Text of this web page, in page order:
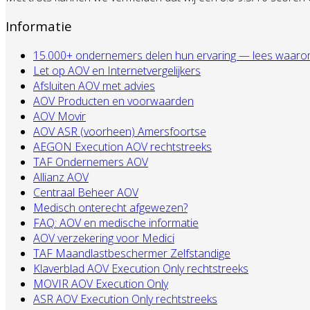
Informatie
15.000+ ondernemers delen hun ervaring — lees
Let op AOV en Internetvergelijkers
Afsluiten AOV met advies
AOV Producten en voorwaarden
AOV Movir
AOV ASR (voorheen) Amersfoortse
AEGON Execution AOV rechtstreeks
TAF Ondernemers AOV
Allianz AOV
Centraal Beheer AOV
Medisch onterecht afgewezen?
FAQ: AOV en medische informatie
AOV verzekering voor Medici
TAF Maandlastbeschermer Zelfstandige
Klaverblad AOV Execution Only rechtstreeks
MOVIR AOV Execution Only
ASR AOV Execution Only rechtstreeks